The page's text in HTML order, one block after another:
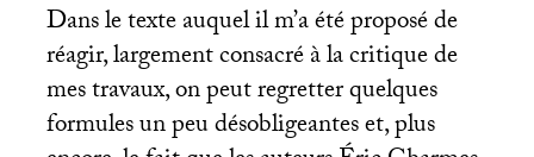
Dans le texte auquel il m’a été proposé de
réagir, largement consacré à la critique de
mes travaux, on peut regretter quelques
formules un peu désobligeantes et, plus